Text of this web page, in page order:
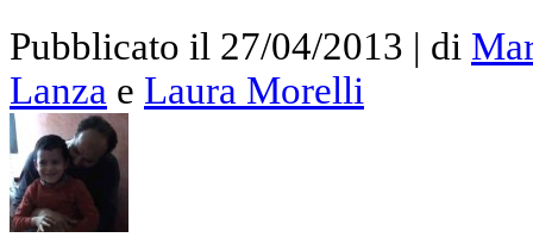
Pubblicato il 27/04/2013 | di
Lanza e Laura Morelli